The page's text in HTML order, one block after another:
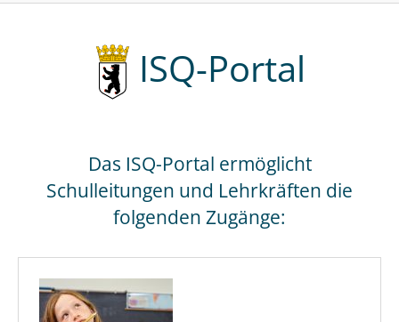
ISQ-Portal
Das ISQ-Portal ermöglicht
Schulleitungen und Lehrkräften die
folgenden Zugänge: